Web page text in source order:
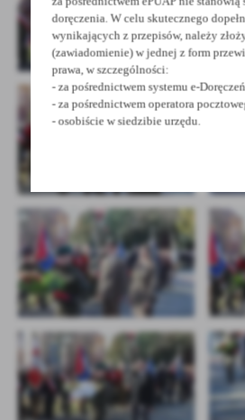
doręczenia. W celu skutecznego
wynikających z przepisów, należy
(zawiadomienie) w jednej z form
prawa, w szczególności:
- za pośrednictwem systemu e-
- za pośrednictwem operatora
- osobiście w siedzibie urzędu.